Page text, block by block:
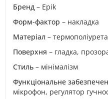
Бренд – Epik
Форм-фактор – накладка
Матеріал –
Поверхня – гладка,
Стиль – мінімалізм
Функціональне
мікрофон, регулятор